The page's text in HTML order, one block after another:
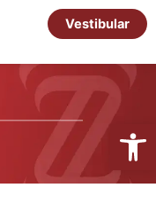
Vestibular
Abrir